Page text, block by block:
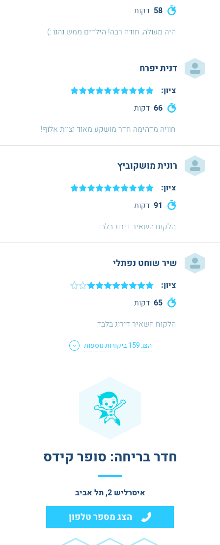
58 דקות
היה מעולה, תודה רבה! הילדים ממש נהנו :)
דנית יפרח
66 דקות
ציון:
חוויה מדהימה חדר מושקע מאוד וצוות אלוף!
רונית מושקוביץ
91 דקות
ציון:
הלקוח השאיר דירוג בלבד
שיר שוחט נפתלי
65 דקות
ציון:
הלקוח השאיר דירוג בלבד
הצג159ביקורות נוספות
חדר בריחה: סופר קידס
איסרליש 2, תל אביב
הצג מספר טלפון